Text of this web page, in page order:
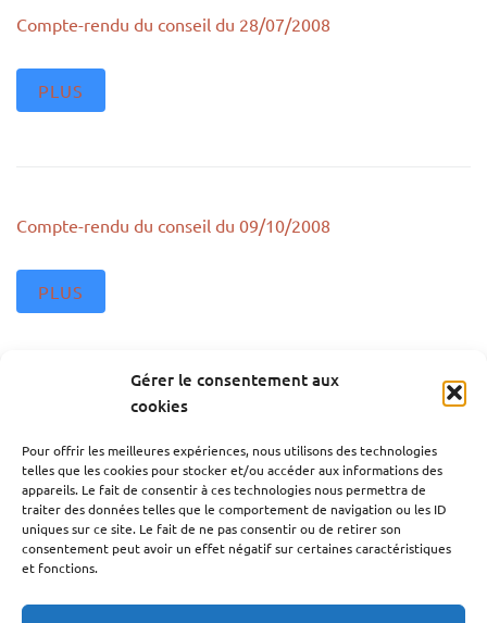
Gérer le consentement aux
cookies
Pour offrir les meilleures expériences, nous utilisons des technologies
telles que les cookies pour stocker et/ou accéder aux informations des
appareils. Le fait de consentir à ces technologies nous permettra de
traiter des données telles que le comportement de navigation ou les ID
uniques sur ce site. Le fait de ne pas consentir ou de retirer son
consentement peut avoir un effet négatif sur certaines caractéristiques
et fonctions.
Compte-rendu du conseil du 28/07/2008
PLUS
Compte-rendu du conseil du 09/10/2008
PLUS
PLUS